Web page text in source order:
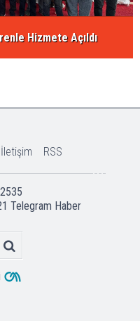
Hizmete Açıldı
İletişim RSS
Telegram Haber